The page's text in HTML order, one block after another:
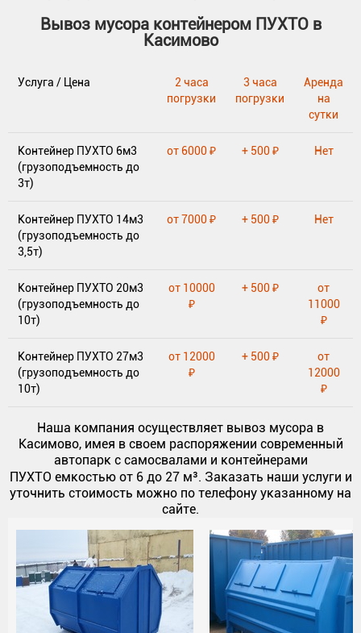
Вывоз мусора контейнером ПУХТО в
Касимово
Услуга / Цена
2 часа
погрузки
3 часа
погрузки
Аренда
на
сутки
Контейнер ПУХТО 6м3
(грузоподъемность до
3т)
от 6000 ₽ + 500 ₽ Нет
Контейнер ПУХТО 14м3
(грузоподъемность до
3,5т)
от 7000 ₽ + 500 ₽ Нет
Контейнер ПУХТО 20м3
(грузоподъемность до
10т)
от 10000
₽
+ 500 ₽
от
11000
₽
Контейнер ПУХТО 27м3
(грузоподъемность до
10т)
от 12000
₽
+ 500 ₽
от
12000
₽
Наша компания осуществляет вывоз мусора в
Касимово, имея в своем распоряжении современный
автопарк с самосвалами и контейнерами
ПУХТО емкостью от 6 до 27 м³. Заказать наши услуги и
уточнить стоимость можно по телефону указанному на
сайте.